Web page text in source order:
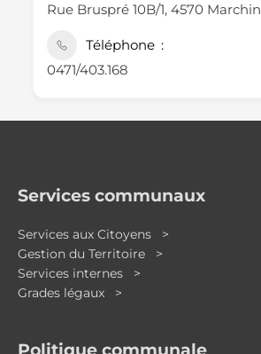
Rue Bruspré 10B/1, 4570 Marchin
Téléphone
0471/403.168
Services communaux
Services aux Citoyens >
Gestion du Territoire >
Services internes >
Grades légaux >
Politique communale